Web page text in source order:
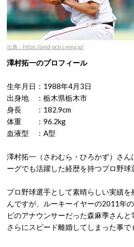
出典：https://amd-pctr.c.yimg.jp/
澤村拓一のプロフィール
生年月日：1988年4月3日
出身地 ：栃木県栃木市
身長 ：182.9cm
体重 ：96.2kg
血液型 ：A型
澤村拓一（さわむら・ひろかず）さん
ーグでも活躍した経歴を持つプロ野球
プロ野球選手として素晴らしい実績を
んですが、ルーキーイヤーの2011年
ビのアナウンサーだった森麻季さん
さらにスピード離婚してしまった事で